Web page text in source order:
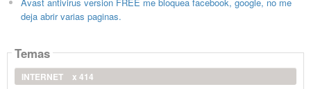
deja abrir varias paginas.
Temas
INTERNET
x 414